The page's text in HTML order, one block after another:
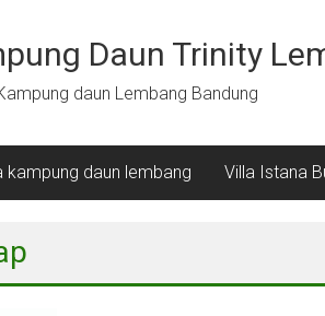
Daun Trinity
daun Lembang Bandung
kampung daun lembang Villa Istana